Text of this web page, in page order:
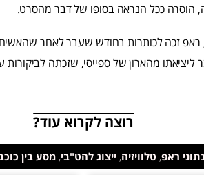
הוסרה ככל הנראה בסופו של דבר מהסרט.
זכה לכותרות בחודש שעבר לאחר שהאשים
ליציאתו מהארון של ספייסי, שזכתה
רוצה לקרוא עוד?
ראפ, טלוויזיה,ייצוג להט"בי,מסע בין